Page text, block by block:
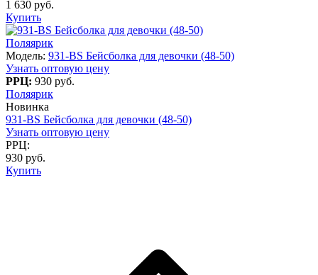
1 630 руб.
Купить
Поляярик
Модель: 931-BS Бейсболка для девочки (48-50)
Узнать оптовую цену
РРЦ: 930 руб.
Поляярик
Новинка
931-BS Бейсболка для девочки (48-50)
Узнать оптовую цену
РРЦ:
930 руб.
Купить